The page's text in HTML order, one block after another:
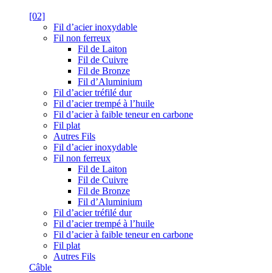
[02]
Fil d’acier inoxydable
Fil non ferreux
Fil de Laiton
Fil de Cuivre
Fil de Bronze
Fil d’Aluminium
Fil d’acier tréfilé dur
Fil d’acier trempé à l’huile
Fil d’acier à faible teneur en carbone
Fil plat
Autres Fils
Fil d’acier inoxydable
Fil non ferreux
Fil de Laiton
Fil de Cuivre
Fil de Bronze
Fil d’Aluminium
Fil d’acier tréfilé dur
Fil d’acier trempé à l’huile
Fil d’acier à faible teneur en carbone
Fil plat
Autres Fils
Câble